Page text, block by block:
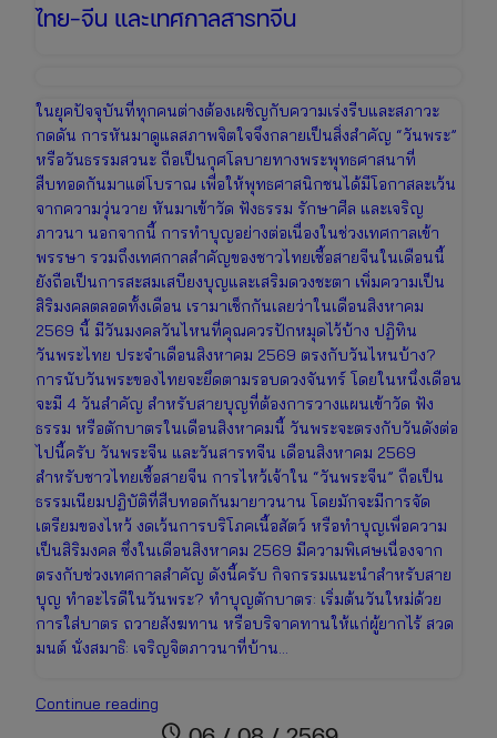
ไทย-จีน และเทศกาลสารทจีน
ในยุคปัจจุบันที่ทุกคนต่างต้องเผชิญกับความเร่งรีบและสภาวะ
กดดัน การหันมาดูแลสภาพจิตใจจึงกลายเป็นสิ่งสำคัญ “วันพระ”
หรือวันธรรมสวนะ ถือเป็นกุศโลบายทางพระพุทธศาสนาที่
สืบทอดกันมาแต่โบราณ เพื่อให้พุทธศาสนิกชนได้มีโอกาสละเว้น
จากความวุ่นวาย หันมาเข้าวัด ฟังธรรม รักษาศีล และเจริญ
ภาวนา นอกจากนี้ การทำบุญอย่างต่อเนื่องในช่วงเทศกาลเข้า
พรรษา รวมถึงเทศกาลสำคัญของชาวไทยเชื้อสายจีนในเดือนนี้
ยังถือเป็นการสะสมเสบียงบุญและเสริมดวงชะตา เพิ่มความเป็น
สิริมงคลตลอดทั้งเดือน เรามาเช็กกันเลยว่าในเดือนสิงหาคม
2569 นี้ มีวันมงคลวันไหนที่คุณควรปักหมุดไว้บ้าง ปฏิทิน
วันพระไทย ประจำเดือนสิงหาคม 2569 ตรงกับวันไหนบ้าง?
การนับวันพระของไทยจะยึดตามรอบดวงจันทร์ โดยในหนึ่งเดือน
จะมี 4 วันสำคัญ สำหรับสายบุญที่ต้องการวางแผนเข้าวัด ฟัง
ธรรม หรือตักบาตรในเดือนสิงหาคมนี้ วันพระจะตรงกับวันดังต่อ
ไปนี้ครับ วันพระจีน และวันสารทจีน เดือนสิงหาคม 2569
สำหรับชาวไทยเชื้อสายจีน การไหว้เจ้าใน “วันพระจีน” ถือเป็น
ธรรมเนียมปฏิบัติที่สืบทอดกันมายาวนาน โดยมักจะมีการจัด
เตรียมของไหว้ งดเว้นการบริโภคเนื้อสัตว์ หรือทำบุญเพื่อความ
เป็นสิริมงคล ซึ่งในเดือนสิงหาคม 2569 มีความพิเศษเนื่องจาก
ตรงกับช่วงเทศกาลสำคัญ ดังนี้ครับ กิจกรรมแนะนำสำหรับสาย
บุญ ทำอะไรดีในวันพระ? ทำบุญตักบาตร: เริ่มต้นวันใหม่ด้วย
การใส่บาตร ถวายสังฆทาน หรือบริจาคทานให้แก่ผู้ยากไร้ สวด
มนต์ นั่งสมาธิ: เจริญจิตภาวนาที่บ้าน…
Continue reading
วันพระ
schedule